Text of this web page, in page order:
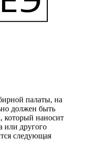
палаты, на
должен быть
который наносит
или другого
следующая